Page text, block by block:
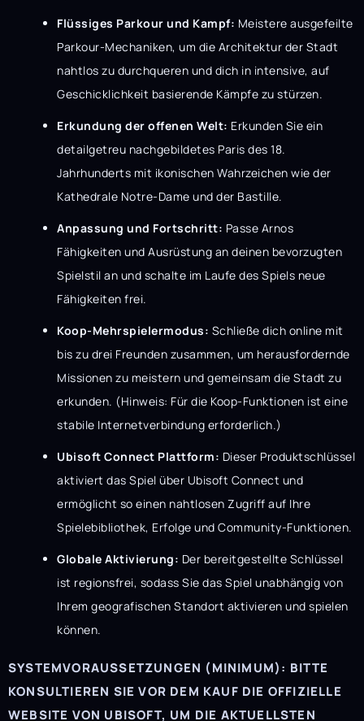
Flüssiges Parkour und Kampf: Meistere ausgefeilte
Parkour-Mechaniken, um die Architektur der Stadt
nahtlos zu durchqueren und dich in intensive, auf
Geschicklichkeit basierende Kämpfe zu stürzen.
Erkundung der offenen Welt: Erkunden Sie ein
detailgetreu nachgebildetes Paris des 18.
Jahrhunderts mit ikonischen Wahrzeichen wie der
Kathedrale Notre-Dame und der Bastille.
Anpassung und Fortschritt: Passe Arnos
Fähigkeiten und Ausrüstung an deinen bevorzugten
Spielstil an und schalte im Laufe des Spiels neue
Fähigkeiten frei.
Koop-Mehrspielermodus: Schließe dich online mit
bis zu drei Freunden zusammen, um herausfordernde
Missionen zu meistern und gemeinsam die Stadt zu
erkunden. (Hinweis: Für die Koop-Funktionen ist eine
stabile Internetverbindung erforderlich.)
Ubisoft Connect Plattform: Dieser Produktschlüssel
aktiviert das Spiel über Ubisoft Connect und
ermöglicht so einen nahtlosen Zugriff auf Ihre
Spielebibliothek, Erfolge und Community-Funktionen.
Globale Aktivierung: Der bereitgestellte Schlüssel
ist regionsfrei, sodass Sie das Spiel unabhängig von
Ihrem geografischen Standort aktivieren und spielen
können.
SYSTEMVORAUSSETZUNGEN (MINIMUM): BITTE
KONSULTIEREN SIE VOR DEM KAUF DIE OFFIZIELLE
WEBSITE VON UBISOFT, UM DIE AKTUELLSTEN